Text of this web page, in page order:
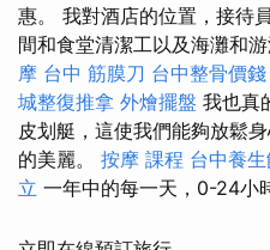
惠。 我對酒店的位置，接待
間和食堂清潔工以及海灘和
摩 台中 筋膜刀 台中整骨價錢
城整復推拿 外燴擺盤 我也真
皮划艇，這使我們能夠放鬆
的美麗。 按摩 課程 台中養
立 一年中的每一天，0-24小